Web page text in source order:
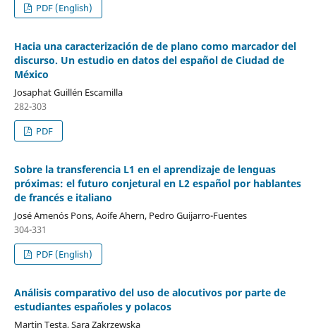
PDF (English)
Hacia una caracterización de de plano como marcador del
discurso. Un estudio en datos del español de Ciudad de
México
Josaphat Guillén Escamilla
282-303
PDF
Sobre la transferencia L1 en el aprendizaje de lenguas
próximas: el futuro conjetural en L2 español por hablantes
de francés e italiano
José Amenós Pons, Aoife Ahern, Pedro Guijarro-Fuentes
304-331
PDF (English)
Análisis comparativo del uso de alocutivos por parte de
estudiantes españoles y polacos
Martin Testa, Sara Zakrzewska